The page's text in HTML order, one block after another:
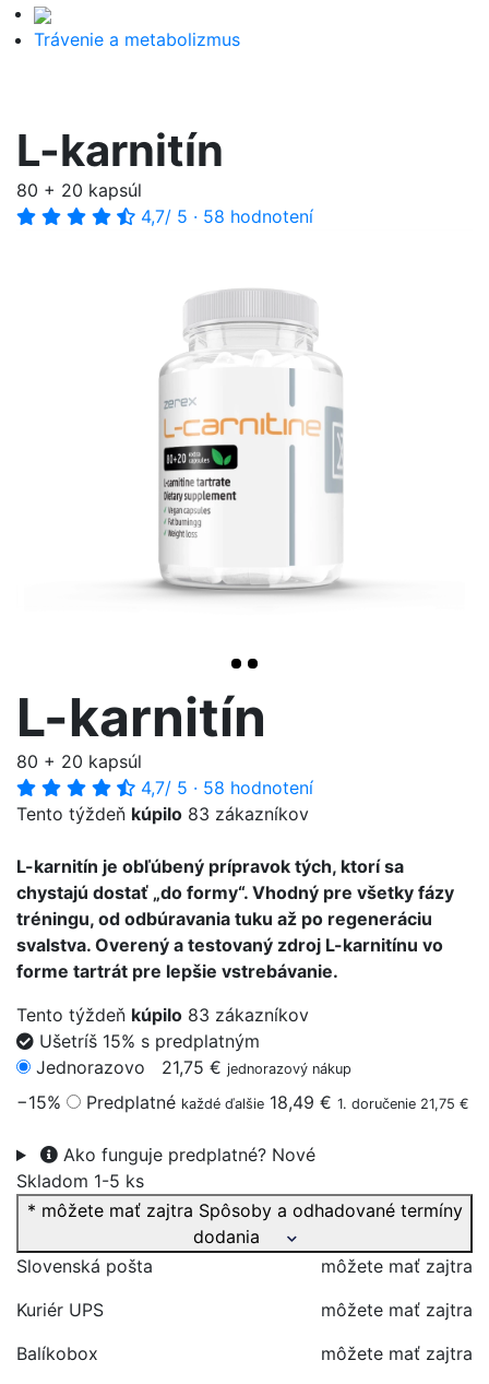
Trávenie a metabolizmus
L-karnitín
80 + 20 kapsúl
4,7/ 5 · 58 hodnotení
L-karnitín
80 + 20 kapsúl
4,7/ 5 · 58 hodnotení
Tento týždeň kúpilo 83 zákazníkov
L-karnitín je obľúbený prípravok tých, ktorí sa
chystajú dostať „do formy“. Vhodný pre všetky fázy
tréningu, od odbúravania tuku až po regeneráciu
svalstva. Overený a testovaný zdroj L-karnitínu vo
forme tartrát pre lepšie vstrebávanie.
Tento týždeň kúpilo 83 zákazníkov
Ušetríš 15% s predplatným
Jednorazovo
21,75 € jednorazový nákup
−15% Predplatné každé ďalšie 18,49 € 1. doručenie 21,75 €
Ako funguje predplatné? Nové
Skladom 1-5 ks
* môžete mať zajtra Spôsoby a odhadované termíny
dodania
Slovenská pošta
môžete mať zajtra
Kuriér UPS
môžete mať zajtra
Balíkobox
môžete mať zajtra